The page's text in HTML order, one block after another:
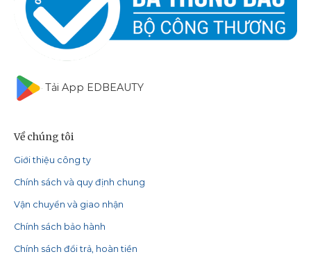
Tải App EDBEAUTY
Về chúng tôi
Giới thiệu công ty
Chính sách và quy định chung
Vận chuyển và giao nhận
Chính sách bảo hành
Chính sách đổi trả, hoàn tiền